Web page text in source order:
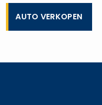
AUTO VERKOPEN